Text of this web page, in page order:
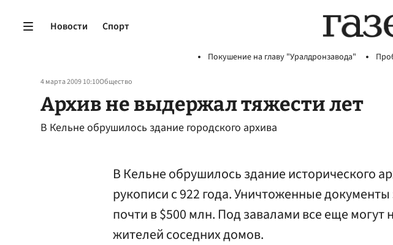
Новости Спорт
Покушение на главу "Уралдронзавода"
4 марта 2009 10:10Общество
Архив не выдержал тяжести лет
В Кельне обрушилось здание городского архива
В Кельне обрушилось здание исторического
рукописи с 922 года. Уничтоженные
почти в $500 млн. Под завалами все еще могут
жителей соседних домов.